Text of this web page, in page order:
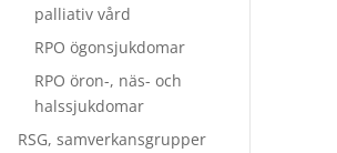
palliativ vård
RPO ögonsjukdomar
RPO öron-, näs- och
halssjukdomar
RSG, samverkansgrupper